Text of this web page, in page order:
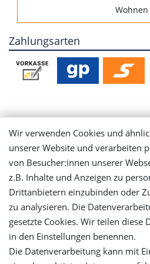
Wohnen
Zahlungsarten
Mein
Login
Let's stay
Wir verwenden Cookies und
unserer Website und verarbeiten
von Besucher:innen unserer
z.B. Inhalte und Anzeigen zu
Drittanbietern einzubinden oder
zu analysieren. Die
gesetzte Cookies. Wir teilen
in den Einstellungen benennen.
Die Datenverarbeitung kann mit